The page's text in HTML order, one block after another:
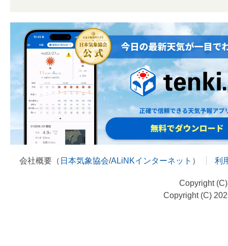
会社概要（ 日本気象協会/ALiNKインターネット ） 利
Copyright
Copyright (C)